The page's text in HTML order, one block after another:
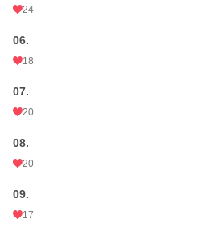
24
06.
18
07.
20
08.
20
09.
17